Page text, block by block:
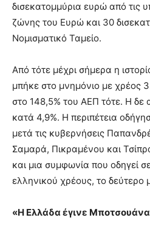
δισεκατομμύρια ευρώ από τις
ζώνης του Ευρώ και 30
Νομισματικό Ταμείο.
Από τότε μέχρι σήμερα η
μπήκε στο μνημόνιο με χρέος
στο 148,5% του ΑΕΠ τότε. Η δε
κατά 4,9%. Η περιπέτεια
μετά τις κυβερνήσεις
Σαμαρά, Πικραμένου και
και μια συμφωνία που οδηγεί
ελληνικού χρέους, το δεύτερο
«Η Ελλάδα έγινε